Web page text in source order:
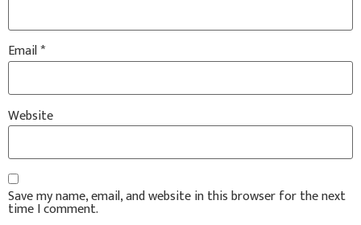
Email*
Website
Save my name, email, and website in this browser for the next
time I comment.